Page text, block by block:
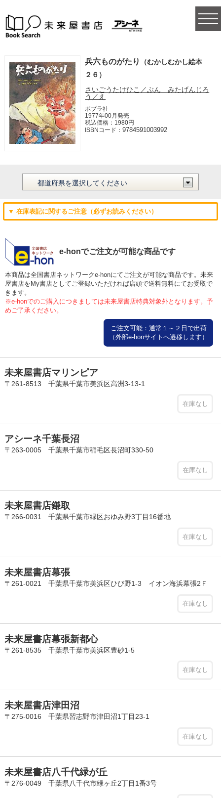
兵六ものがたり
（むかしむかし絵本
２６）
さいごうたけひこ／ぶん みたげんじろ
う／え
ポプラ社
1977年00月発売
税込価格：1980円
ISBNコード：9784591003992
▼ 在庫表記に関するご注意（必ずお読みください）
e-honでご注文が可能な商品です
本商品は全国書店ネットワークe-honにてご注文が可能な商品です。未来
屋書店をMy書店としてご登録いただければ店頭で送料無料にてお受取で
きます。
※e-honでのご購入につきましては未来屋書店特典対象外となります。予
めご了承ください。
ご注文可能：通常１～２日で出荷
（外部e-honサイトへ遷移します）
未来屋書店マリンピア
〒261-8513 千葉県千葉市美浜区高洲3-13-1
在庫なし
アシーネ千葉長沼
〒263-0005 千葉県千葉市稲毛区長沼町330-50
在庫なし
未来屋書店鎌取
〒266-0031 千葉県千葉市緑区おゆみ野3丁目16番地
在庫なし
未来屋書店幕張
〒261-0021 千葉県千葉市美浜区ひび野1-3 イオン海浜幕張2Ｆ
在庫なし
未来屋書店幕張新都心
〒261-8535 千葉県千葉市美浜区豊砂1-5
在庫なし
未来屋書店津田沼
〒275-0016 千葉県習志野市津田沼1丁目23-1
在庫なし
未来屋書店八千代緑が丘
〒276-0049 千葉県八千代市緑ヶ丘2丁目1番3号